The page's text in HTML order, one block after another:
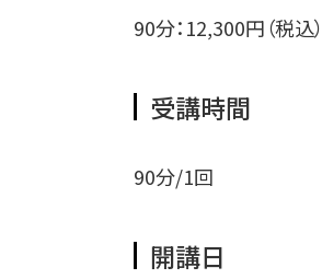
90分：12,300円（税込）
受講時間
90分/1回
開講日